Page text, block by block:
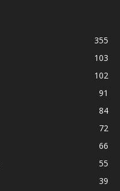
355
103
102
91
84
72
66
55
39